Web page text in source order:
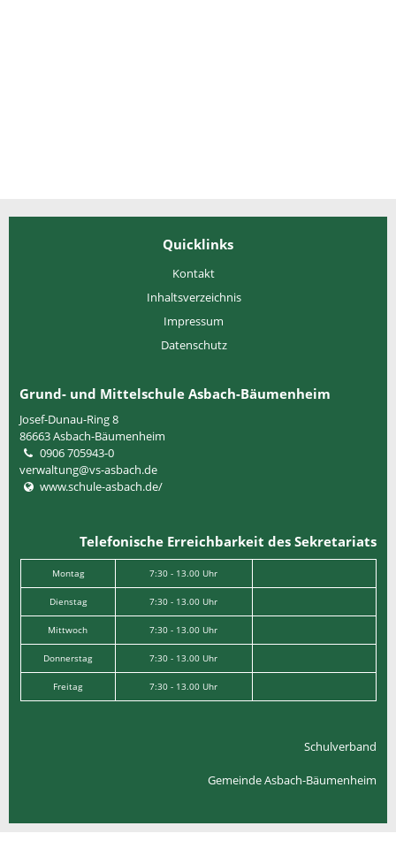
Quicklinks
Kontakt
Inhaltsverzeichnis
Impressum
Datenschutz
Grund- und Mittelschule Asbach-Bäumenheim
Josef-Dunau-Ring 8
86663Asbach-Bäumenheim
0906 705943-0
verwaltung@vs-asbach.de
www.schule-asbach.de/
Telefonische Erreichbarkeit des Sekretariats
Montag 7:30 - 13.00 Uhr
Dienstag 7:30 - 13.00 Uhr
Mittwoch 7:30 - 13.00 Uhr
Donnerstag 7:30 - 13.00 Uhr
Freitag 7:30 - 13.00 Uhr
Schulverband
Gemeinde Asbach-Bäumenheim